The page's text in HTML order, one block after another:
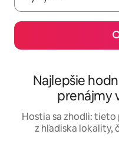
Najlepšie
prenájmy
Hostia sa zhodli:
z hľadiska lokality,